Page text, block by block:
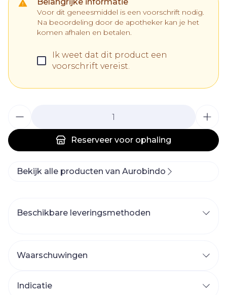
Voor dit geneesmiddel is een voorschrift nodig.
Na beoordeling door de apotheker kan je het
komen afhalen en betalen.
Ik weet dat dit product een
voorschrift vereist.
Reserveer voor ophaling
Bekijk alle producten van Aurobindo
Beschikbare leveringsmethoden
Waarschuwingen
Indicatie